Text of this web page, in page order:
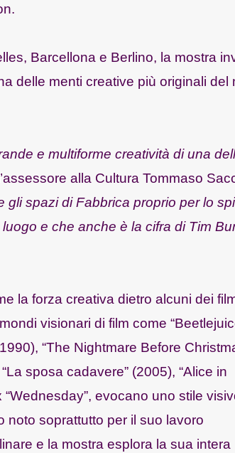
Barcellona e Berlino, la mostra
delle menti creative più originali del
e multiforme creatività di una
alla Cultura Tommaso
spazi di Fabbrica proprio per lo
e che anche è la cifra di Tim
la forza creativa dietro alcuni dei
visionari di film come
“The Nightmare Before
sposa cadavere” (2005), “Alice in
evocano uno stile
noto soprattutto per il suo lavoro
e la mostra esplora la sua intera